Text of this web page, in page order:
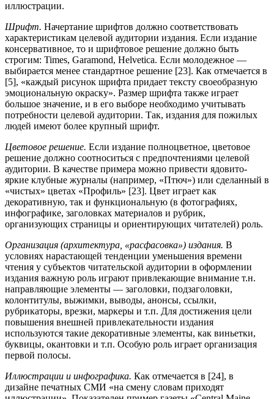
иллюстрации.
Шрифт. Начертание шрифтов должно соответствовать
характеристикам целевой аудитории издания. Если издание
консервативное, то и шрифтовое решение должно быть
строгим: Times, Garamond, Helvetica. Если молодежное —
выбирается менее стандартное решение [23]. Как отмечается в
[5], «каждый рисунок шрифта придает тексту своеобразную
эмоциональную окраску». Размер шрифта также играет
большое значение, и в его выборе необходимо учитывать
потребности целевой аудитории. Так, издания для пожилых
людей имеют более крупный шрифт.
Цветовое решение. Если издание полноцветное, цветовое
решение должно соотноситься с предпочтениями целевой
аудитории. В качестве примера можно привести ядовито-
яркие клубные журналы (например, «Птюч») или сделанный в
«чистых» цветах «Профиль» [23]. Цвет играет как
декоративную, так и функциональную (в фотографиях,
инфографике, заголовках материалов и рубрик,
организующих страницы и ориентирующих читателей) роль.
Организация (архитектура, «расфасовка») издания. В
условиях нарастающей тенденции уменьшения времени
чтения у субъектов читательской аудитории в оформлении
издания важную роль играют привлекающие внимание т.н.
направляющие элементы — заголовки, подзаголовки,
колонтитулы, выжимки, выводы, анонсы, ссылки,
рубрикаторы, врезки, маркеры и т.п. Для достижения цели
повышения внешней привлекательности издания
используются такие декоративные элементы, как виньетки,
буквицы, окантовки и т.п. Особую роль играет организация
первой полосы.
Иллюстрации и инфографика. Как отмечается в [24], в
дизайне печатных СМИ «на смену словам приходят